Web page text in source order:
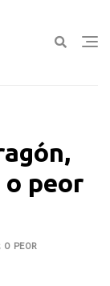
o peor
PEOR